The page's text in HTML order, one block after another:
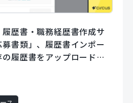
履歴書・職務経歴書作成サ
書類」、履歴書インポー
履歴書をアップロードす